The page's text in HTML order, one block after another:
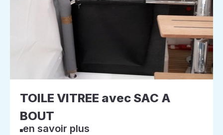
TOILE VITREE avec SAC A
BOUT
en savoir plus